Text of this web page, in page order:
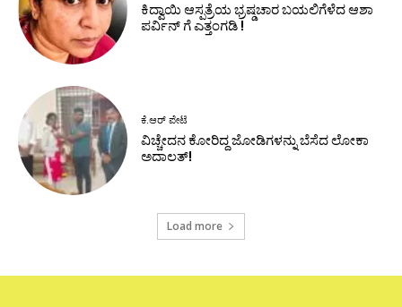
ಕಿದ್ವಾಯಿ ಆಸ್ಪತ್ರೆಯ ಭ್ರಷ್ಡಚಾರ ಬಯಲಿಗೆಳೆದ ಆಶಾ
ಪರ್ವಿನ್ ಗೆ ಎತ್ತಂಗಡಿ !
ಕೆ.ಆರ್ ಪೇಟೆ
ವಿಚ್ಚೇದನ ಕೋರಿದ್ದ ಜೋಡಿಗಳನ್ನು ಬೆಸೆದ ಲೋಕಾ
ಅದಾಲತ್!
Load more